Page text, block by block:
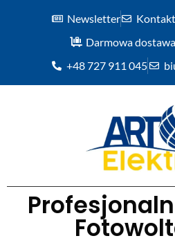
Newsletter Kontakt
Darmowa
+48 727 911 045